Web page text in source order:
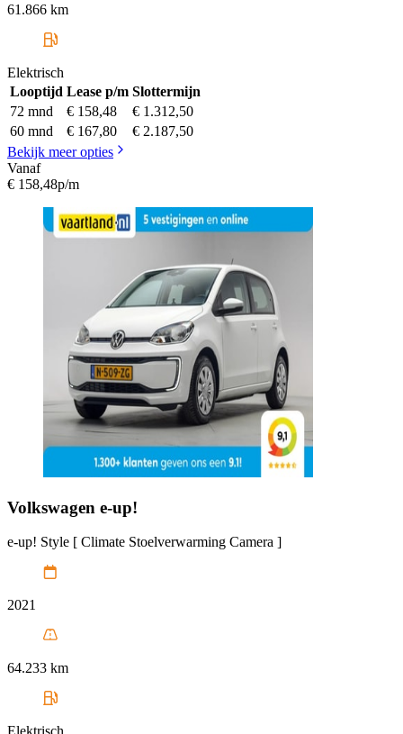
61.866 km
Elektrisch
Looptijd Lease p/m Slottermijn
72 mnd
€ 158,48
€ 1.312,50
60 mnd
€ 167,80
€ 2.187,50
Bekijk meer opties
Vanaf
€ 158,48p/m
Volkswagen e-up!
e-up! Style [ Climate Stoelverwarming Camera ]
2021
64.233 km